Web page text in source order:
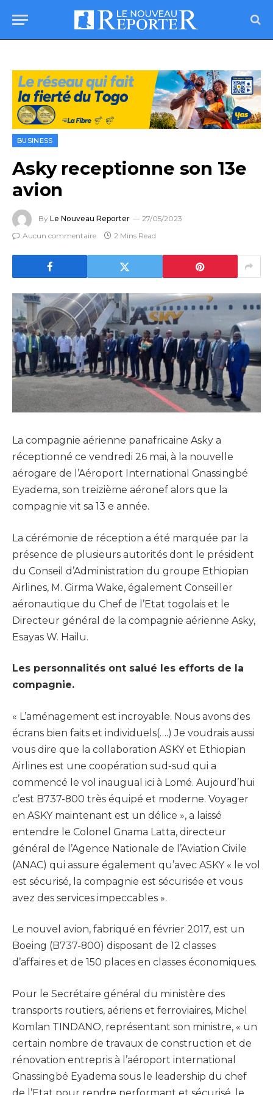
BUSINESS
Asky receptionne son 13e
avion
By Le Nouveau Reporter
27/05/2023
Aucun commentaire
2 Mins Read
La compagnie aérienne panafricaine Asky a
réceptionné ce vendredi 26 mai, à la nouvelle
aérogare de l’Aéroport International Gnassingbé
Eyadema, son treizième aéronef alors que la
compagnie vit sa 13 e année.
La cérémonie de réception a été marquée par la
présence de plusieurs autorités dont le président
du Conseil d’Administration du groupe Ethiopian
Airlines, M. Girma Wake, également Conseiller
aéronautique du Chef de l’Etat togolais et le
Directeur général de la compagnie aérienne Asky,
Esayas W. Hailu.
Les personnalités ont salué les efforts de la
compagnie.
« L’aménagement est incroyable. Nous avons des
écrans bien faits et individuels(….) Je voudrais aussi
vous dire que la collaboration ASKY et Ethiopian
Airlines est une coopération sud-sud qui a
commencé le vol inaugual ici à Lomé. Aujourd’hui
c’est B737-800 très équipé et moderne. Voyager
en ASKY maintenant est un délice », a laissé
entendre le Colonel Gnama Latta, directeur
général de l’Agence Nationale de l’Aviation Civile
(ANAC) qui assure également qu’avec ASKY « le vol
est sécurisé, la compagnie est sécurisée et vous
avez des services impeccables ».
Le nouvel avion, fabriqué en février 2017, est un
Boeing (B737-800) disposant de 12 classes
d’affaires et de 150 places en classes économiques.
Pour le Secrétaire général du ministère des
transports routiers, aériens et ferroviaires, Michel
Komlan TINDANO, représentant son ministre, « un
certain nombre de travaux de construction et de
rénovation entrepris à l’aéroport international
Gnassingbé Eyadema sous le leadership du chef